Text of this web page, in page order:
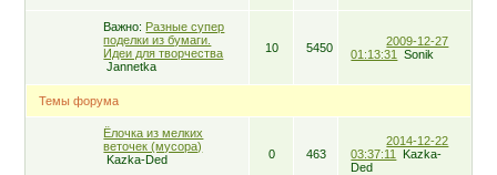
Важно: Разные супер
поделки из бумаги.
Идеи для творчества
Jannetka
10 5450
2009-12-27
01:13:31
Sоnіk
Темы форума
Ёлочка из мелких
веточек (мусора)
Kazka-Ded
0 463
2014-12-22
03:37:11
Kazka-
Ded